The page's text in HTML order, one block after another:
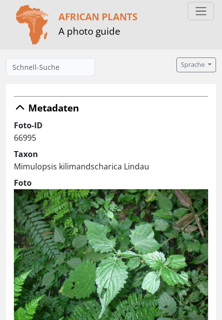
AFRICAN PLANTS
A photo guide
Sprache
Metadaten
Foto-ID
66995
Taxon
Mimulopsis kilimandscharica Lindau
Foto